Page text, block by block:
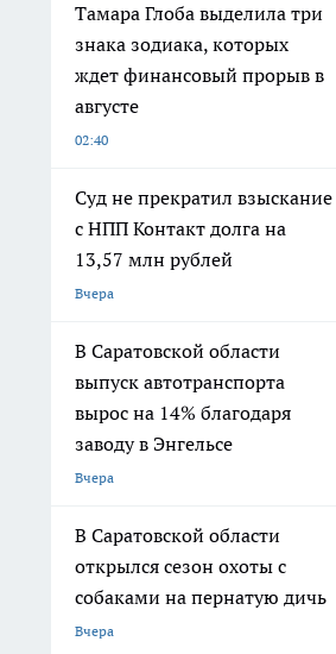
Тамара Глоба выделила три
знака зодиака, которых
ждет финансовый прорыв в
августе
02:40
Суд не прекратил взыскание
с НПП Контакт долга на
13,57 млн рублей
Вчера
В Саратовской области
выпуск автотранспорта
вырос на 14% благодаря
заводу в Энгельсе
Вчера
В Саратовской области
открылся сезон охоты с
собаками на пернатую дичь
Вчера